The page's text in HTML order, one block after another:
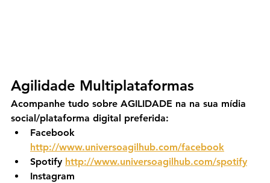
Agilidade Multiplataformas
Acompanhe tudo sobre AGILIDADE na na sua mídia
social/plataforma digital preferida:
Facebook
http://www.universoagilhub.com/facebook
Spotify http://www.universoagilhub.com/spotify
Instagram